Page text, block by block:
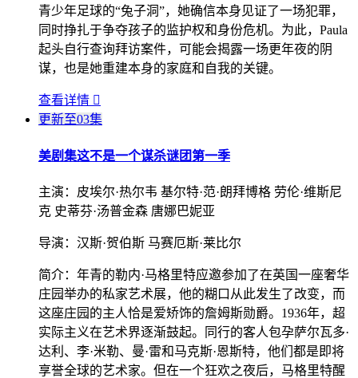
青少年足球的“兔子洞”，她确信本身见证了一场犯罪，
同时挣扎于争夺孩子的监护权和身份危机。为此，Paula
起头自行查询拜访案件，可能会揭露一场更年夜的阴
谋，也是她重建本身的家庭和自我的关键。
查看详情 
更新至03集
美剧集这不是一个谋杀谜团第一季
主演： 皮埃尔·热尔韦 基尔特·范·朗拜博格 劳伦·维斯尼
克 史蒂芬·汤普金森 唐娜巴妮亚
导演： 汉斯·贺伯斯 马赛厄斯·莱比尔
简介： 年青的勒内·马格里特应邀参加了在英国一座奢华
庄园举办的私家艺术展，他的糊口从此发生了改变，而
这座庄园的主人恰是爱矫饰的詹姆斯勋爵。1936年，超
实际主义在艺术界逐渐鼓起。同行的客人包孕萨尔瓦多·
达利、李·米勒、曼·雷和马克斯·恩斯特，他们都是即将
享誉全球的艺术家。但在一个狂欢之夜后，马格里特醒